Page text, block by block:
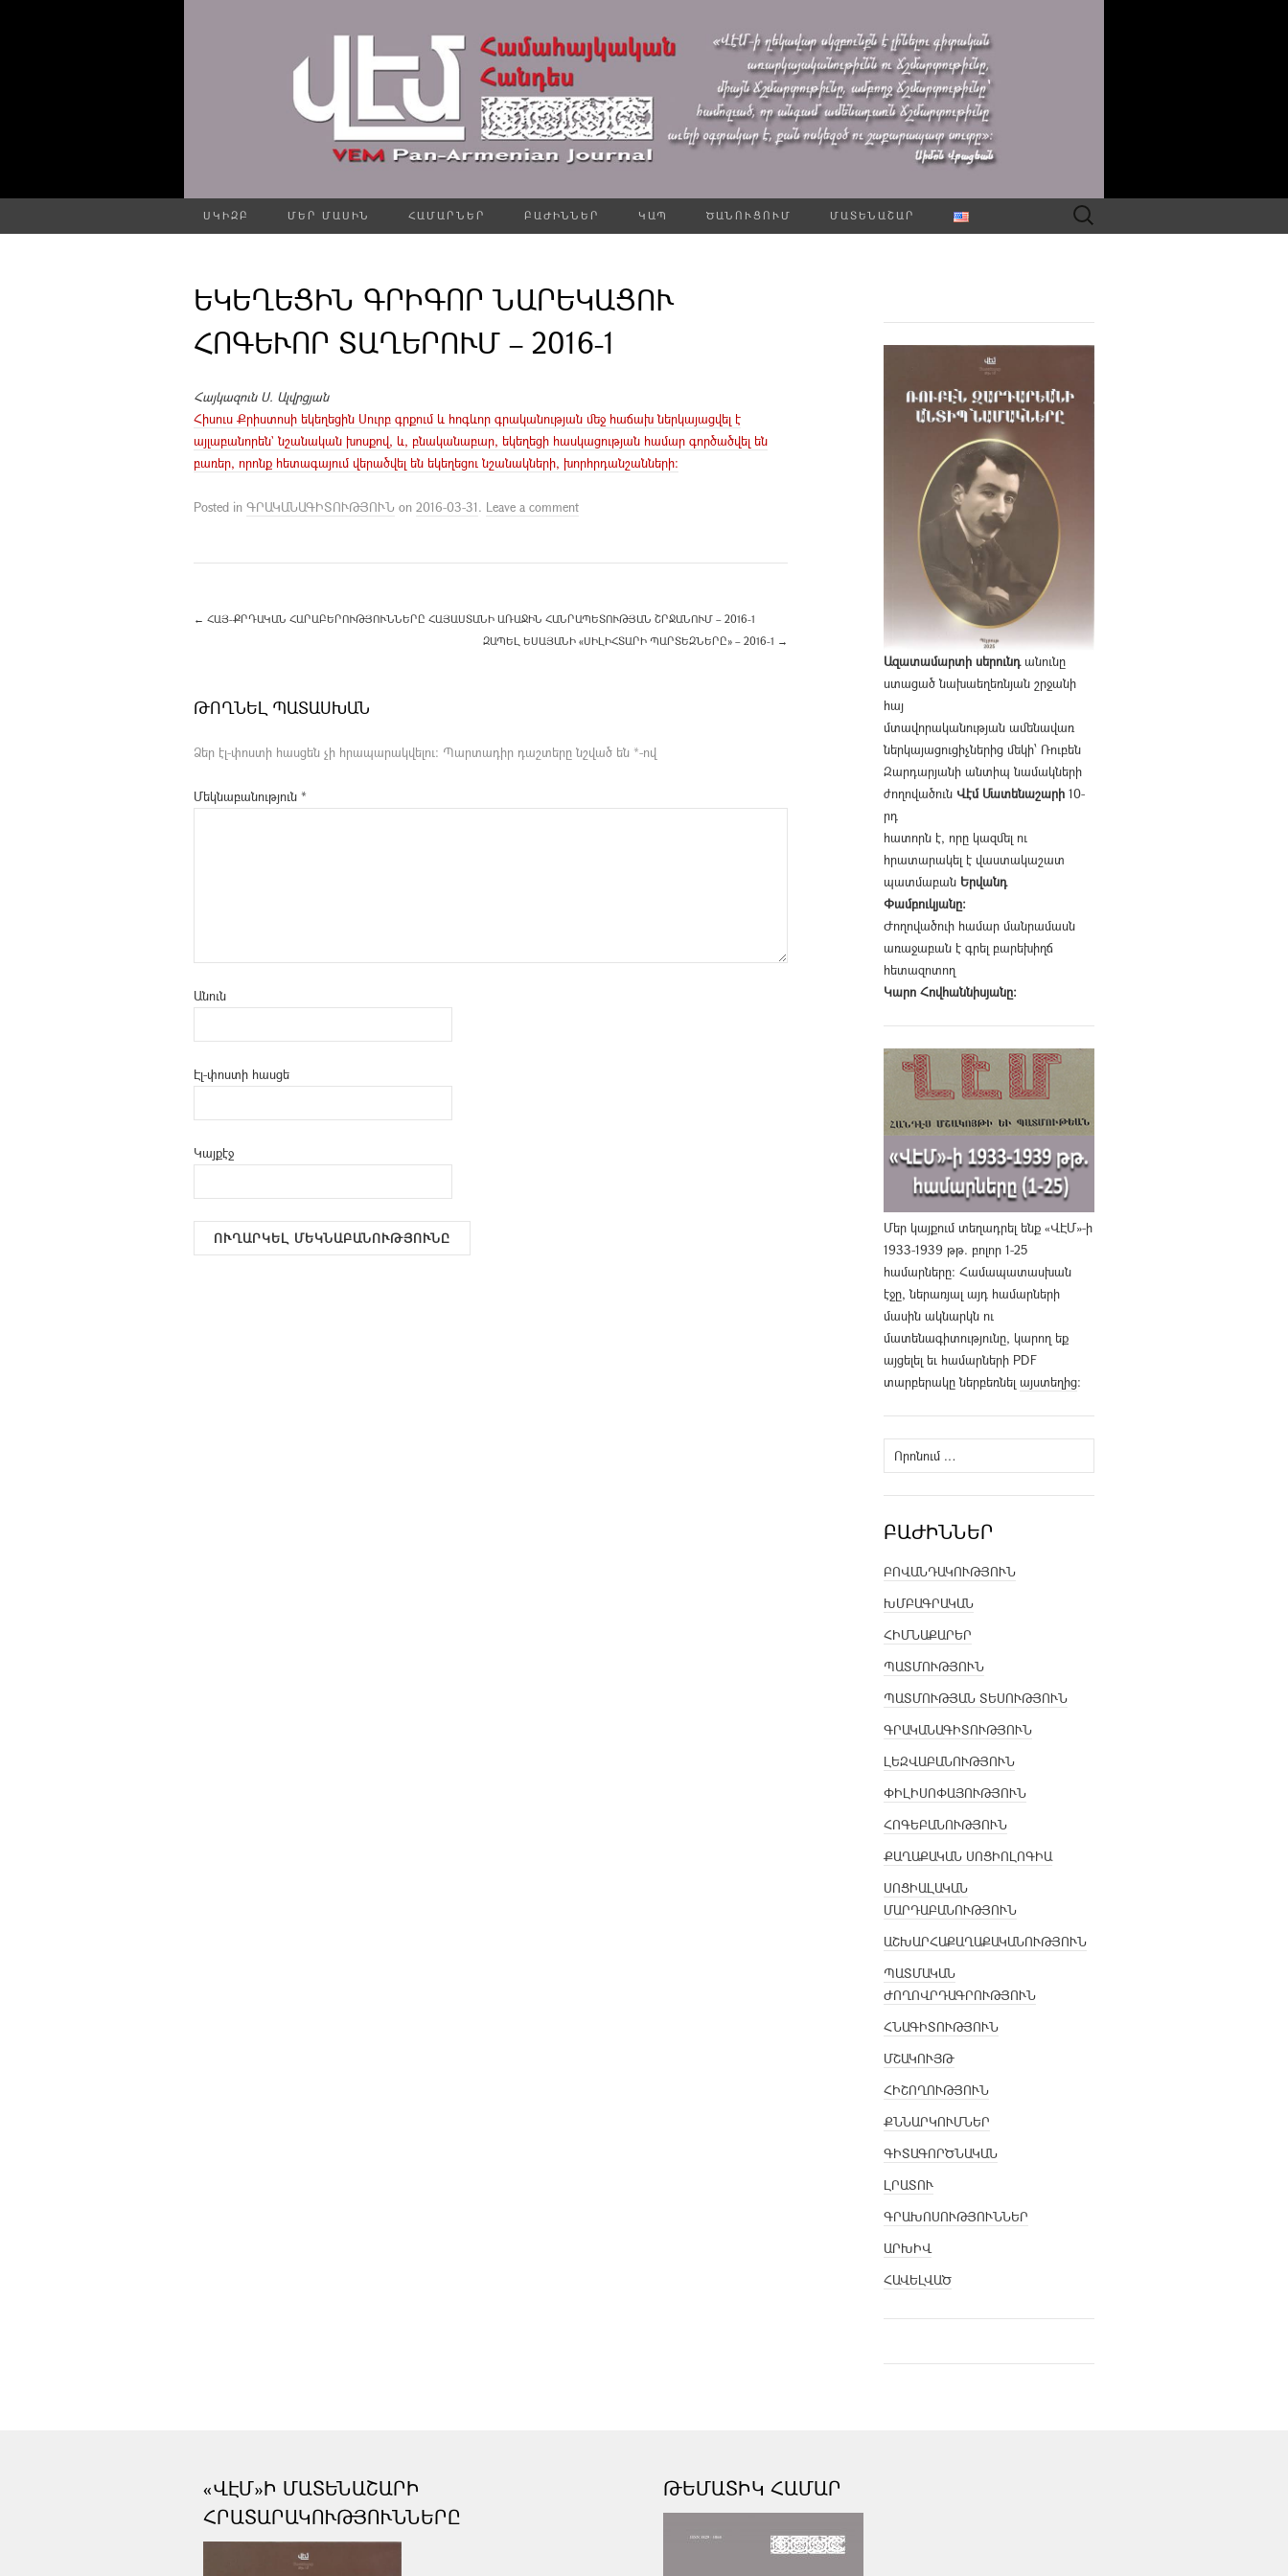
ՍԿԻԶԲ ՄԵՐ ՄԱՍԻՆ ՀԱՄԱՐՆԵՐ ԲԱԺԻՆՆԵՐ ԿԱՊ ԾԱՆՈՒՑՈՒՄ ՄԱՏԵՆԱՇԱՐ Որոնել՝
ԵԿԵՂԵՑԻՆ ԳՐԻԳՈՐ ՆԱՐԵԿԱՑՈՒ
ՀՈԳԵՒՈՐ ՏԱՂԵՐՈՒՄ – 2016-1
Հայկազուն Ս. Ալվրցյան
Հիսուս Քրիստոսի եկեղեցին Սուրբ գրքում և հոգևոր գրականության մեջ հաճախ ներկայացվել է
այլաբանորեն` նշանական խոսքով, և, բնականաբար, եկեղեցի հասկացության համար գործածվել են
բառեր, որոնք հետագայում վերածվել են եկեղեցու նշանակների, խորհրդանշանների:
Posted in ԳՐԱԿԱՆԱԳԻՏՈՒԹՅՈՒՆ on 2016-03-31. Leave a comment
← ՀԱՅ-ՔՐԴԱԿԱՆ ՀԱՐԱԲԵՐՈՒԹՅՈՒՆՆԵՐԸ ՀԱՅԱՍՏԱՆԻ ԱՌԱՋԻՆ ՀԱՆՐԱՊԵՏՈՒԹՅԱՆ ՇՐՋԱՆՈՒՄ – 2016-1
ԶԱՊԵԼ ԵՍԱՅԱՆԻ «ՍԻԼԻՀՏԱՐԻ ՊԱՐՏԵԶՆԵՐԸ» – 2016-1 →
ԹՈՂՆԵԼ ՊԱՏԱՍԽԱՆ
Ձեր էլ-փոստի հասցեն չի հրապարակվելու։ Պարտադիր դաշտերը նշված են *-ով
Մեկնաբանություն *
Անուն
Էլ-փոստի հասցե
Կայքէջ
Ազատամարտի սերունդանունը
ստացած նախաեղեռնյան շրջանի
հայ
մտավորականության ամենավառ
ներկայացուցիչներից մեկի՝ Ռուբեն
Զարդարյանի անտիպ նամակների
ժողովածուն Վէմ Մատենաշարի 10-
րդ
հատորն է, որը կազմել ու
հրատարակել է վաստակաշատ
պատմաբան Երվանդ
Փամբուկյանը։
Ժողովածուի համար մանրամասն
առաջաբան է գրել բարեխիղճ
հետազոտող
Կարո Հովհաննիսյանը։
Մեր կայքում տեղադրել ենք «ՎԷՄ»-ի
1933-1939 թթ. բոլոր 1-25
համարները։ Համապատասխան
էջը, ներառյալ այդ համարների
մասին ակնարկն ու
մատենագիտությունը, կարող եք
այցելել եւ համարների PDF
տարբերակը ներբեռնել այստեղից։
Որոնել՝
ԲԱԺԻՆՆԵՐ
ԲՈՎԱՆԴԱԿՈՒԹՅՈՒՆ
ԽՄԲԱԳՐԱԿԱՆ
ՀԻՄՆԱՔԱՐԵՐ
ՊԱՏՄՈՒԹՅՈՒՆ
ՊԱՏՄՈՒԹՅԱՆ ՏԵՍՈՒԹՅՈՒՆ
ԳՐԱԿԱՆԱԳԻՏՈՒԹՅՈՒՆ
ԼԵԶՎԱԲԱՆՈՒԹՅՈՒՆ
ՓԻԼԻՍՈՓԱՅՈՒԹՅՈՒՆ
ՀՈԳԵԲԱՆՈՒԹՅՈՒՆ
ՔԱՂԱՔԱԿԱՆ ՍՈՑԻՈԼՈԳԻԱ
ՍՈՑԻԱԼԱԿԱՆ
ՄԱՐԴԱԲԱՆՈՒԹՅՈՒՆ
ԱՇԽԱՐՀԱՔԱՂԱՔԱԿԱՆՈՒԹՅՈՒՆ
ՊԱՏՄԱԿԱՆ
ԺՈՂՈՎՐԴԱԳՐՈՒԹՅՈՒՆ
ՀՆԱԳԻՏՈՒԹՅՈՒՆ
ՄՇԱԿՈՒՅԹ
ՀԻՇՈՂՈՒԹՅՈՒՆ
ՔՆՆԱՐԿՈՒՄՆԵՐ
ԳԻՏԱԳՈՐԾՆԱԿԱՆ
ԼՐԱՏՈՒ
ԳՐԱԽՈՍՈՒԹՅՈՒՆՆԵՐ
ԱՐԽԻՎ
ՀԱՎԵԼՎԱԾ
«ՎԷՄ»Ի ՄԱՏԵՆԱՇԱՐԻ
ՀՐԱՏԱՐԱԿՈՒԹՅՈՒՆՆԵՐԸ
ԹԵՄԱՏԻԿ ՀԱՄԱՐ